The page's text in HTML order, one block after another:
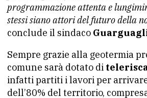
programmazione attenta e
stessi siano attori del futuro della
conclude il sindaco
Sempre grazie alla geotermia
comune sarà dotato di
infatti partiti i lavori per
dell’80% del territorio,